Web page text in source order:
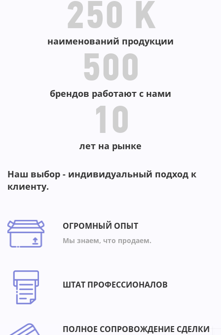
250 K
наименований продукции
500
брендов работают с нами
10
лет на рынке
Наш выбор - индивидуальный подход к
клиенту.
ОГРОМНЫЙ ОПЫТ
Мы знаем, что продаем.
ШТАТ ПРОФЕССИОНАЛОВ
ПОЛНОЕ СОПРОВОЖДЕНИЕ СДЕЛКИ